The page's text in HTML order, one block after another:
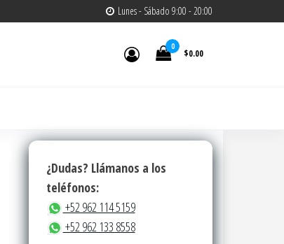
Lunes - Sábado 9:00 - 20:00
0
$0.00
¿Dudas? Llámanos a los
teléfonos:
+52 962 114 5159
+52 962 133 8558